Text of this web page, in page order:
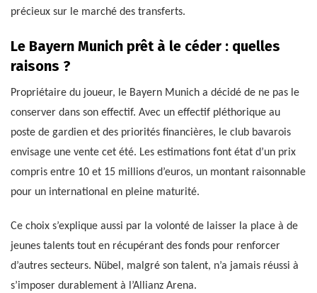
précieux sur le marché des transferts.
Le Bayern Munich prêt à le céder : quelles
raisons ?
Propriétaire du joueur, le Bayern Munich a décidé de ne pas le
conserver dans son effectif. Avec un effectif pléthorique au
poste de gardien et des priorités financières, le club bavarois
envisage une vente cet été. Les estimations font état d’un prix
compris entre 10 et 15 millions d’euros, un montant raisonnable
pour un international en pleine maturité.
Ce choix s’explique aussi par la volonté de laisser la place à de
jeunes talents tout en récupérant des fonds pour renforcer
d’autres secteurs. Nübel, malgré son talent, n’a jamais réussi à
s’imposer durablement à l’Allianz Arena.